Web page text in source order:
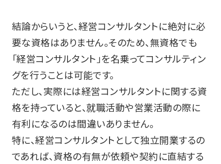
結論からいうと、経営コンサルタントに絶対に必
要な資格はありません。そのため、無資格でも
「経営コンサルタント」を名乗ってコンサルティン
グを行うことは可能です。
ただし、実際には経営コンサルタントに関する資
格を持っていると、就職活動や営業活動の際に
有利になるのは間違いありません。
特に、経営コンサルタントとして独立開業するの
であれば、資格の有無が依頼や契約に直結する